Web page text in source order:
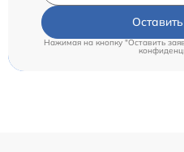
Нажимая на кнопку "Оставить